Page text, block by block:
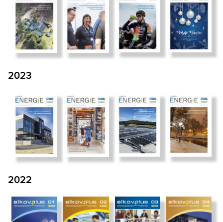
2023
2022